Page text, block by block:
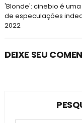
'Blonde': cinebio é
de especulações
2022
DEIXE SEU